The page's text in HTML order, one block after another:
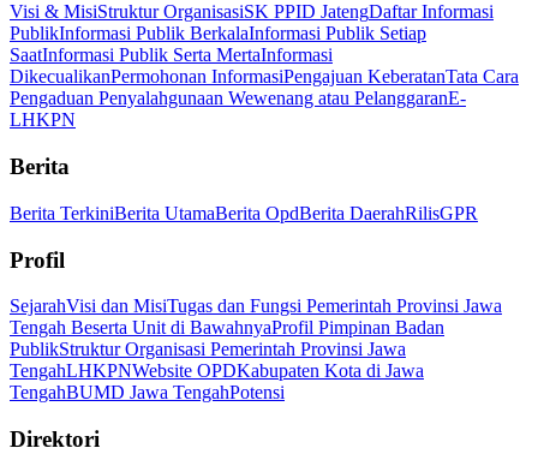
Visi & MisiStruktur OrganisasiSK PPID JatengDaftar Informasi
PublikInformasi Publik BerkalaInformasi Publik Setiap
SaatInformasi Publik Serta MertaInformasi
DikecualikanPermohonan InformasiPengajuan KeberatanTata Cara
Pengaduan Penyalahgunaan Wewenang atau PelanggaranE-
LHKPN
Berita
Berita TerkiniBerita UtamaBerita OpdBerita DaerahRilisGPR
Profil
SejarahVisi dan MisiTugas dan Fungsi Pemerintah Provinsi Jawa
Tengah Beserta Unit di BawahnyaProfil Pimpinan Badan
PublikStruktur Organisasi Pemerintah Provinsi Jawa
TengahLHKPNWebsite OPDKabupaten Kota di Jawa
TengahBUMD Jawa TengahPotensi
Direktori